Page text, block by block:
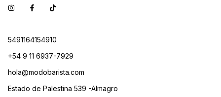
5491164154910
+54 9 11 6937-7929
hola@modobarista.com
Estado de Palestina 539 -Almagro